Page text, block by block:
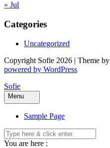
« Jul
Categories
Uncategorized
Copyright Sofie 2026 | Theme by
powered by WordPress
Sofie
Menu
Sample Page
You are here :